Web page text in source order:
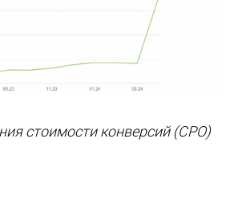
стоимости конверсий (CPO)